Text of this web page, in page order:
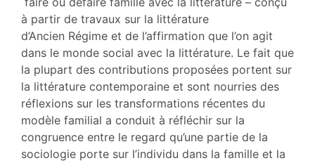
Citer cet article
Auteur
à partir de travaux sur la littérature
d’Ancien Régime et de l’affirmation que l’on agit
dans le monde social avec la littérature. Le fait que
la plupart des contributions proposées portent sur
la littérature contemporaine et sont nourries des
réflexions sur les transformations récentes du
modèle familial a conduit à réfléchir sur la
congruence entre le regard qu’une partie de la
sociologie porte sur l’individu dans la famille et la